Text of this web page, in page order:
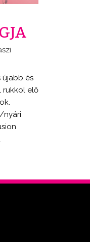
újabb és
rukkol elő
nyári